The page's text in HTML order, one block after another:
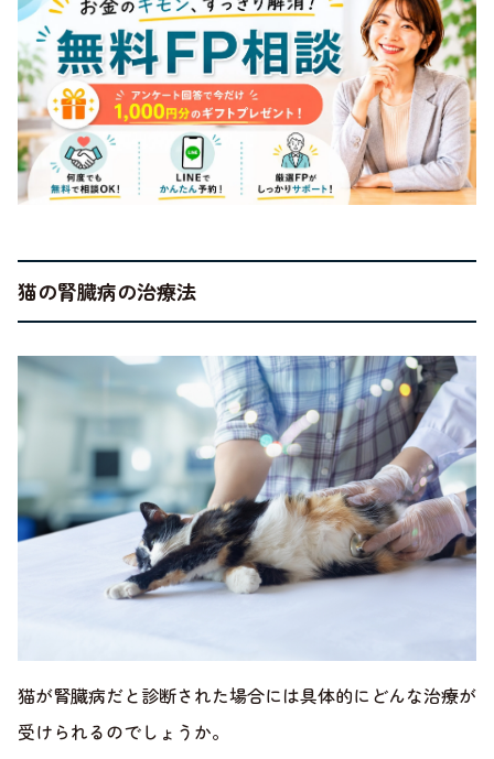
猫の腎臓病の治療法
猫が腎臓病だと診断された場合には具体的にどんな治療が
受けられるのでしょうか。